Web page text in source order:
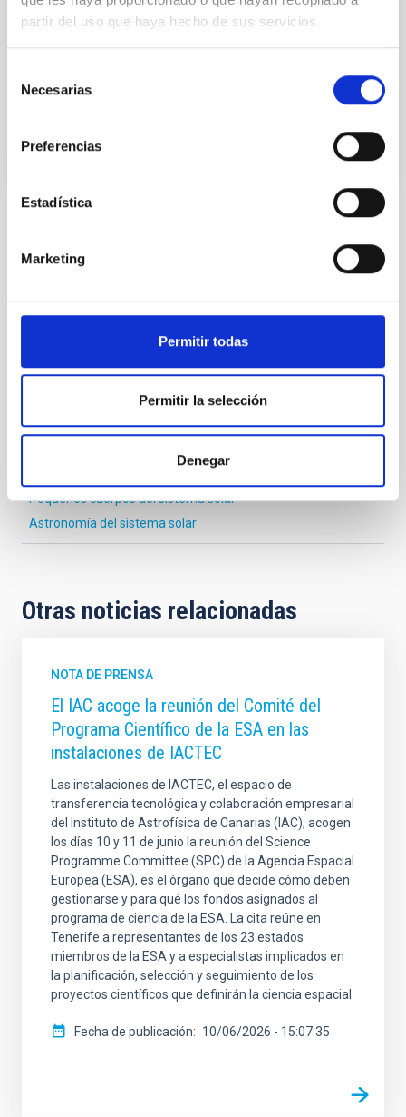
partir del uso que haya hecho de sus servicios.
Necesarias
Preferencias
Estadística
Marketing
Permitir todas
Permitir la selección
Denegar
que están a miles de kilómetros de nosotros para
Fecha de publicación
NOTA DE PRENSA
Astrofísica
Medios de comunicación
Sistema Solar y Sistemas Planetarios (SEYSS)
Asteroides troyanos
Marte
Troyanos marcianos
Pequeños cuerpos del sistema solar
Astronomía del sistema solar
Otras noticias relacionadas
NOTA DE PRENSA
El IAC acoge la reunión del Comité del
Programa Científico de la ESA en las
instalaciones de IACTEC
Las instalaciones de IACTEC, el espacio de
transferencia tecnológica y colaboración empresarial
del Instituto de Astrofísica de Canarias (IAC), acogen
los días 10 y 11 de junio la reunión del Science
Programme Committee (SPC) de la Agencia Espacial
Europea (ESA), es el órgano que decide cómo deben
gestionarse y para qué los fondos asignados al
programa de ciencia de la ESA. La cita reúne en
Tenerife a representantes de los 23 estados
miembros de la ESA y a especialistas implicados en
la planificación, selección y seguimiento de los
proyectos científicos que definirán la ciencia espacial
Fecha de publicación 10/06/2026 - 15:07:35